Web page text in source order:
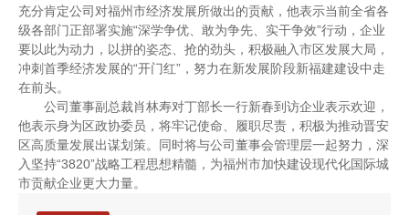
充分肯定公司对福州市经济发展所做出的贡献，他表示当前全省各
级各部门正部署实施“深学争优、敢为争先、实干争效”行动，企业
要以此为动力，以拼的姿态、抢的劲头，积极融入市区发展大局，
冲刺首季经济发展的“开门红”，努力在新发展阶段新福建建设中走
在前头。
公司董事副总裁肖林寿对丁部长一行新春到访企业表示欢迎，
他表示身为区政协委员，将牢记使命、履职尽责，积极为推动晋安
区高质量发展出谋划策。同时将与公司董事会管理层一起努力，深
入坚持“3820”战略工程思想精髓，为福州市加快建设现代化国际城
市贡献企业更大力量。